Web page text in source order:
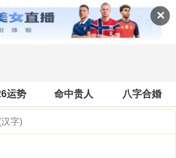
✕
全国天气
运势 命中贵人 八字合婚